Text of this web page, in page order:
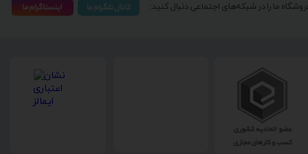
ما را در شبکه‌های اجتماعی دنبال کنید: